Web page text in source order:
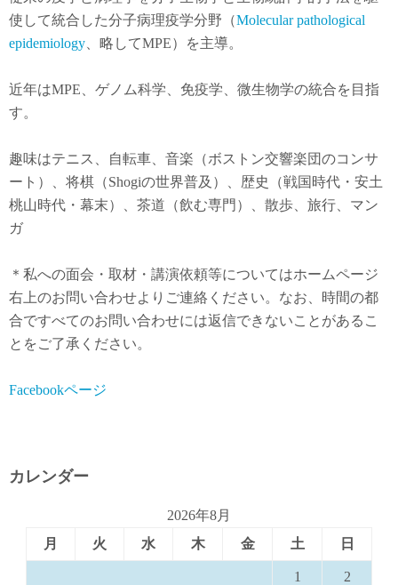
使して統合した分子病理疫学分野（Molecular pathological
epidemiology 、略してMPE）を主導。
近年はMPE 、ゲノム科学、免疫学、微生物学の統合を目指
す。
趣味はテニス、自転車、音楽（ボストン交響楽団のコンサ
ート）、将棋（Shogiの世界普及）、歴史（戦国時代・安土
桃山時代・幕末）、茶道（飲む専門）、散歩、旅行、マン
ガ
＊私への面会・取材・講演依頼等についてはホームページ
右上のお問い合わせよりご連絡ください。なお、時間の都
合ですべてのお問い合わせには返信できないことがあるこ
とをご了承ください。
Facebookページ
カレンダー
2026年8月
月
火 水 木 金 土 日
1 2